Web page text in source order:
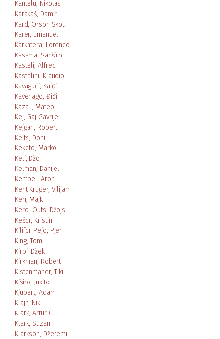
Kantelu, Nikolas
Karakaš, Damir
Kard, Orson Skot
Karer, Emanuel
Karkatera, Lorenco
Kasama, Sanširo
Kasteli, Alfred
Kastelini, Klaudio
Kavagući, Kaiđi
Kavenago, Điđi
Kazali, Mateo
Kej, Gaj Gavrijel
Kejgan, Robert
Kejts, Doni
Keketo, Marko
Keli, Džo
Kelman, Danijel
Kembel, Aron
Kent Kruger, Vilijam
Keri, Majk
Kerol Outs, Džojs
Kešor, Kristin
Kilifor Pejo, Pjer
King, Tom
Kirbi, Džek
Kirkman, Robert
Kistenmaher, Tiki
Kiširo, Jukito
Kjubert, Adam
Klajn, Nik
Klark, Artur Č.
Klark, Suzan
Klarkson, Džeremi